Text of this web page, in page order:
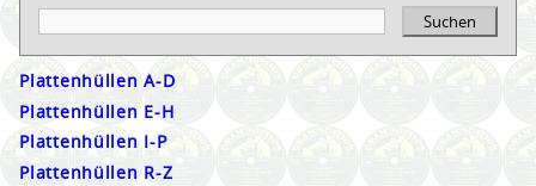
Suchen
Plattenhüllen A-D
Plattenhüllen E-H
Plattenhüllen I-P
Plattenhüllen R-Z